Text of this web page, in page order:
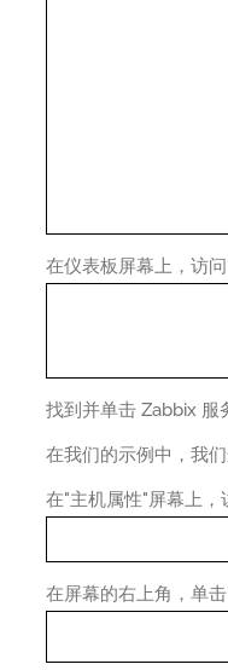
在仪表板屏幕上，访
找到并单击 Zabbix 服
在我们的示例中，我
在"主机属性"屏幕上，
在屏幕的右上角，单